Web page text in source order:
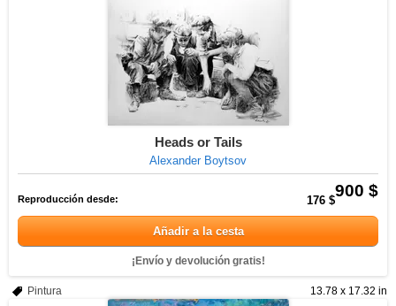
Heads or Tails
Alexander Boytsov
900 $
Reproducción desde: 176 $
Añadir a la cesta
¡Envío y devolución gratis!
13.78 x 17.32 in
Pintura